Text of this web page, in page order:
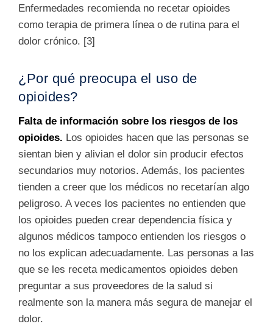
Enfermedades recomienda no recetar opioides
como terapia de primera línea o de rutina para el
dolor crónico. [3]
¿Por qué preocupa el uso de
opioides?
Falta de información sobre los riesgos de los
opioides. Los opioides hacen que las personas se
sientan bien y alivian el dolor sin producir efectos
secundarios muy notorios. Además, los pacientes
tienden a creer que los médicos no recetarían algo
peligroso. A veces los pacientes no entienden que
los opioides pueden crear dependencia física y
algunos médicos tampoco entienden los riesgos o
no los explican adecuadamente. Las personas a las
que se les receta medicamentos opioides deben
preguntar a sus proveedores de la salud si
realmente son la manera más segura de manejar el
dolor.